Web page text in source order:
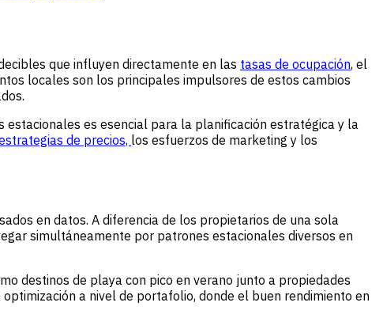
que influyen directamente en las tasas de ocupación, el
locales son los principales impulsores de estos cambios
estacionales es esencial para la planificación estratégica y la
de precios, los esfuerzos de marketing y los
en datos. A diferencia de los propietarios de una sola
simultáneamente por patrones estacionales diversos en
destinos de playa con pico en verano junto a propiedades
a nivel de portafolio, donde el buen rendimiento en